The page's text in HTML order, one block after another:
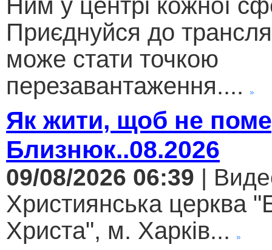
Ним у центрі кожної
Приєднуйся до
може стати точкою
перезавантаження....
Як жити, щоб не
Близнюк..08.2026
09/08/2026 06:39 |
Християнська церква
Христа", м. Харків...